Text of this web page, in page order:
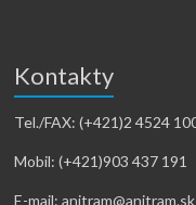
Kontakty
Tel./FAX: (+421)2 4524
Mobil: (+421)903 437 191
E-mail: anitram@anitram.sk